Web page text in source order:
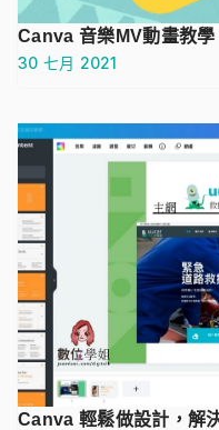
Canva 音樂MV動畫教學
30 七月 2021
Canva 輕鬆做設計，解